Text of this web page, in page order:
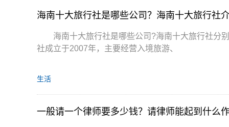
海南十大旅行社是哪些公司？海南十大旅行社
海南十大旅行社是哪些公司?海南十大旅行社分
社成立于2007年，主要经营入境旅游、
生活
一般请一个律师要多少钱？请律师能起到什么